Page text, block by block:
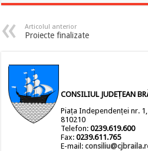
Articolul anterior
Proiecte finalizate
CONSILIUL JUDEȚEAN
Piața Independenței nr.
810210
Telefon:0239.619.600
Fax:0239.611.765
E-mail: